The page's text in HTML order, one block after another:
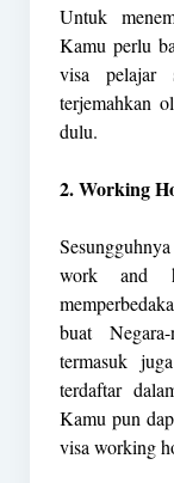
Untuk
Kamu perlu
visa pelajar
terjemahkan
dulu.
2. Working
work and
buat
termasuk
terdaftar
Kamu pun
visa working